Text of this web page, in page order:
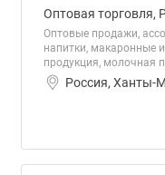
Оптовая торговля,
Оптовые продажи,
напитки, макаронные
продукция, молочная
Россия, Ханты-